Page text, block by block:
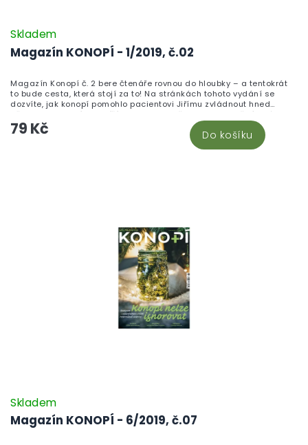
Magazín KONOPÍ - 1/2019, č.02
Skladem
79 Kč Do košíku
Magazín Konopí č. 2 bere čtenáře rovnou do hloubky – a tentokrát
to bude cesta, která stojí za to! Na stránkách tohoto vydání se
dozvíte, jak konopí pomohlo pacientovi Jiřímu zvládnout hned
několik zdravotních potíží najednou, proč je CBD bezpečným lékem
a jak vlastně funguje endokanabinoidní systém. MUDr. Radovan
Hřib v hlavním rozhovoru dokazuje, že kdo chce pomoci pacientům,
ten způsob vždycky najde. Pacientskou poradnu tentokrát vede
Magazín KONOPÍ - 6/2019, č.07
Skladem